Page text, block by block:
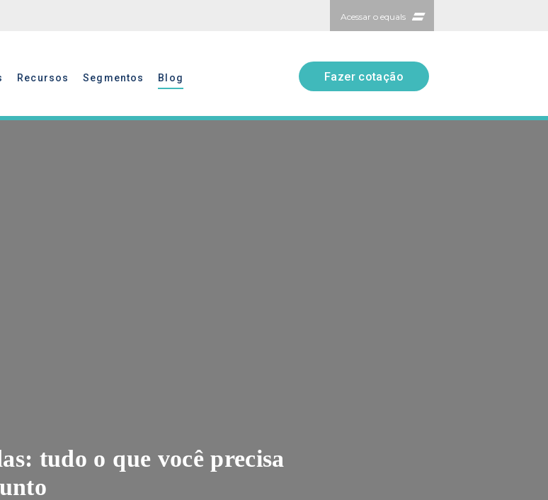
Acessar o equals
Fazer cotação
Recursos Segmentos Blog
Fazer cotação
tudo o que você precisa